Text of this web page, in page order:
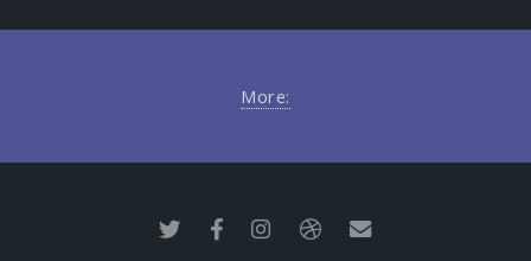
More: